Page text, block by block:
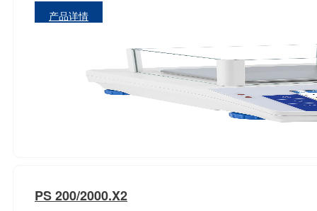
产品详情
PS 200/2000.X2